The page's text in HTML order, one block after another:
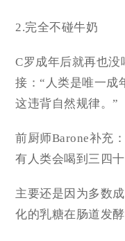
2.完全不碰牛奶
C罗成年后就再也
接：“人类是唯一成
这违背自然规律。”
前厨师Barone补充
有人类会喝到三四
主要还是因为多数
化的乳糖在肠道发